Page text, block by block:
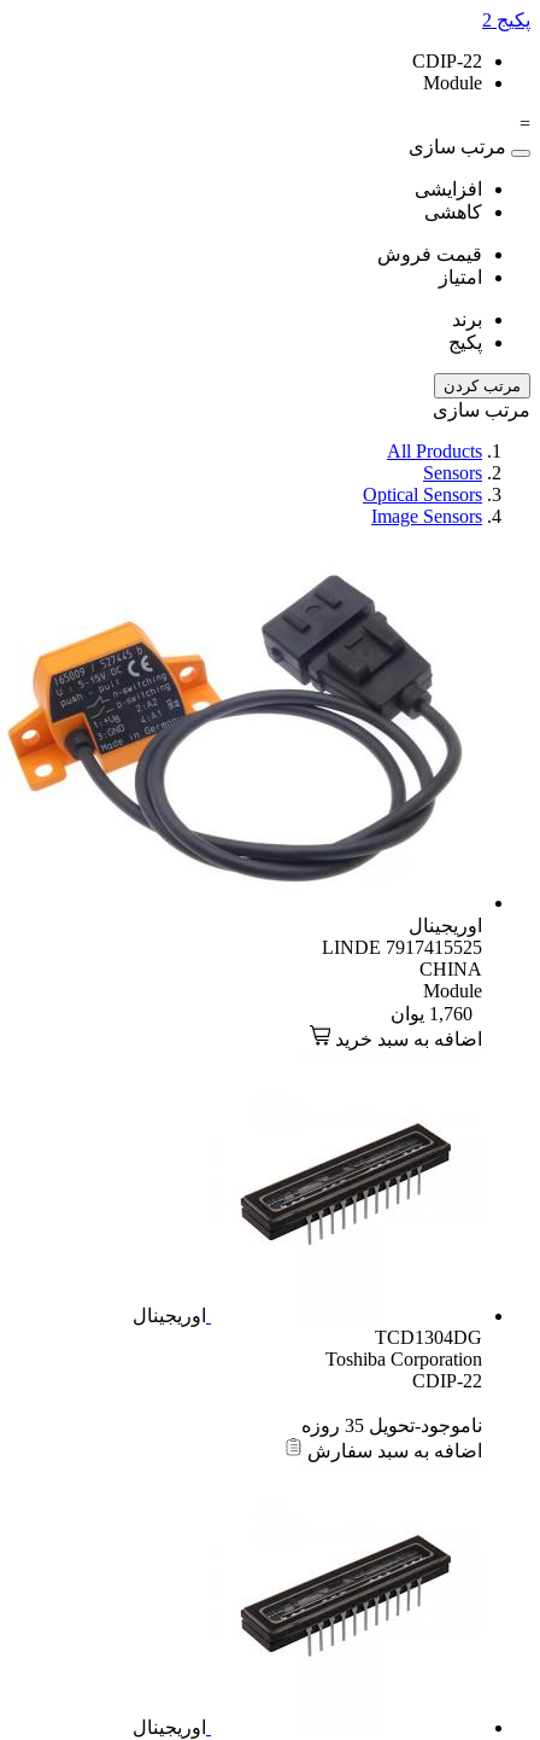
پکیج 2
CDIP-22
Module
=
مرتب سازی
افزایشی
کاهشی
قیمت فروش
امتیاز
برند
پکیج
مرتب کردن
مرتب سازی
All Products
Sensors
Optical Sensors
Image Sensors
اوریجینال
LINDE 7917415525
CHINA
Module
1,760 یوان
اضافه به سبد خرید
اوریجینال
TCD1304DG
Toshiba Corporation
CDIP-22
ناموجود-تحویل 35 روزه
اضافه به سبد سفارش
اوریجینال